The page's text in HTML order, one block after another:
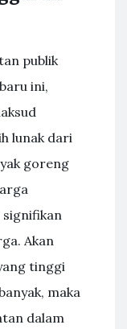
publik
ini,
lunak dari
goreng
signifikan
Akan
tinggi
maka
dalam